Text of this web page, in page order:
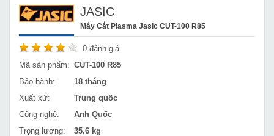
JASIC
Máy Cắt Plasma Jasic CUT-100 R85
0 đánh giá
Mã sản phẩm: CUT-100 R85
Bảo hành:
18 tháng
Xuất xứ:
Trung quốc
Công nghệ:
Anh Quốc
Trọng lượng:
35.6 kg